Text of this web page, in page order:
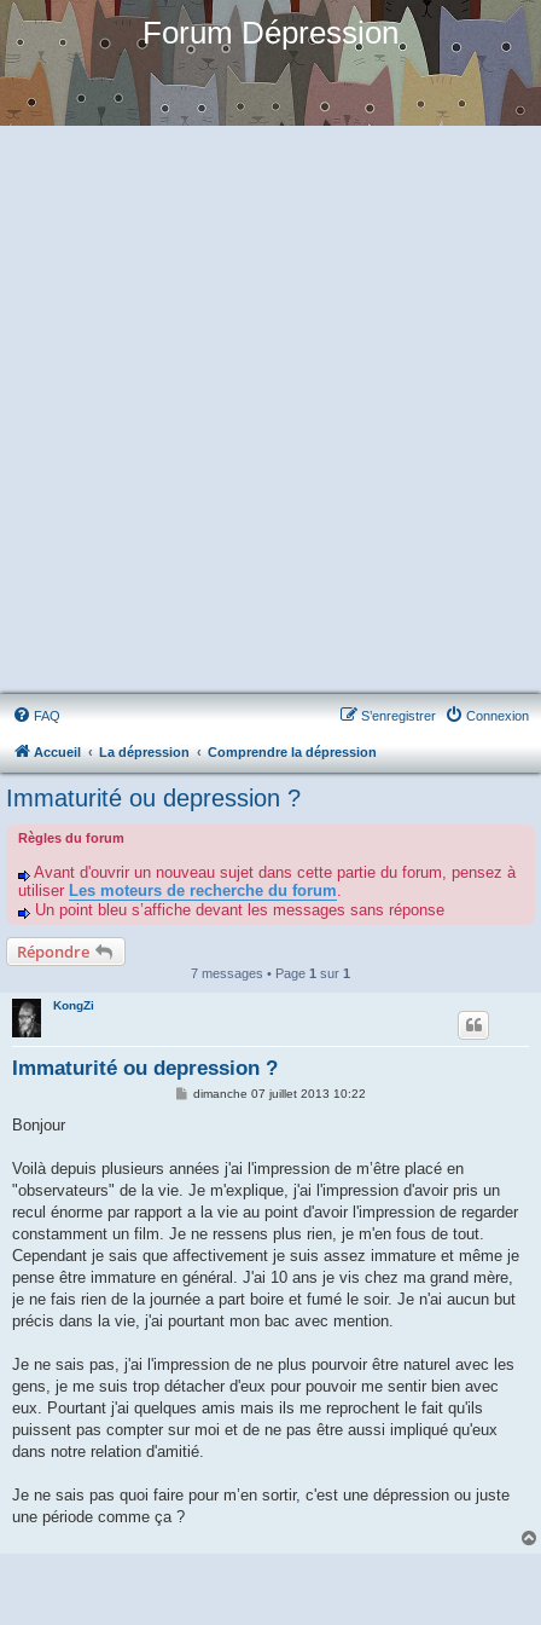
Forum Dépression
FAQ Connexion
S’enregistrer
Accueil La dépression Comprendre la dépression
Immaturité ou depression ?
Règles du forum
Avant d'ouvrir un nouveau sujet dans cette partie du forum, pensez à
utiliser Les moteurs de recherche du forum.
Un point bleu s’affiche devant les messages sans réponse
Répondre
7 messages • Page 1 sur 1
KongZi
Immaturité ou depression ?
M
g
dimanche 07 juillet 2013 10:22
Bonjour
Voilà depuis plusieurs années j'ai l'impression de m’être placé en
"observateurs" de la vie. Je m'explique, j'ai l'impression d'avoir pris un
recul énorme par rapport a la vie au point d'avoir l'impression de regarder
constamment un film. Je ne ressens plus rien, je m'en fous de tout.
Cependant je sais que affectivement je suis assez immature et même je
pense être immature en général. J'ai 10 ans je vis chez ma grand mère,
je ne fais rien de la journée a part boire et fumé le soir. Je n'ai aucun but
précis dans la vie, j'ai pourtant mon bac avec mention.
Je ne sais pas, j'ai l'impression de ne plus pourvoir être naturel avec les
gens, je me suis trop détacher d'eux pour pouvoir me sentir bien avec
eux. Pourtant j'ai quelques amis mais ils me reprochent le fait qu'ils
puissent pas compter sur moi et de ne pas être aussi impliqué qu'eux
dans notre relation d'amitié.
Je ne sais pas quoi faire pour m’en sortir, c'est une dépression ou juste
une période comme ça ?